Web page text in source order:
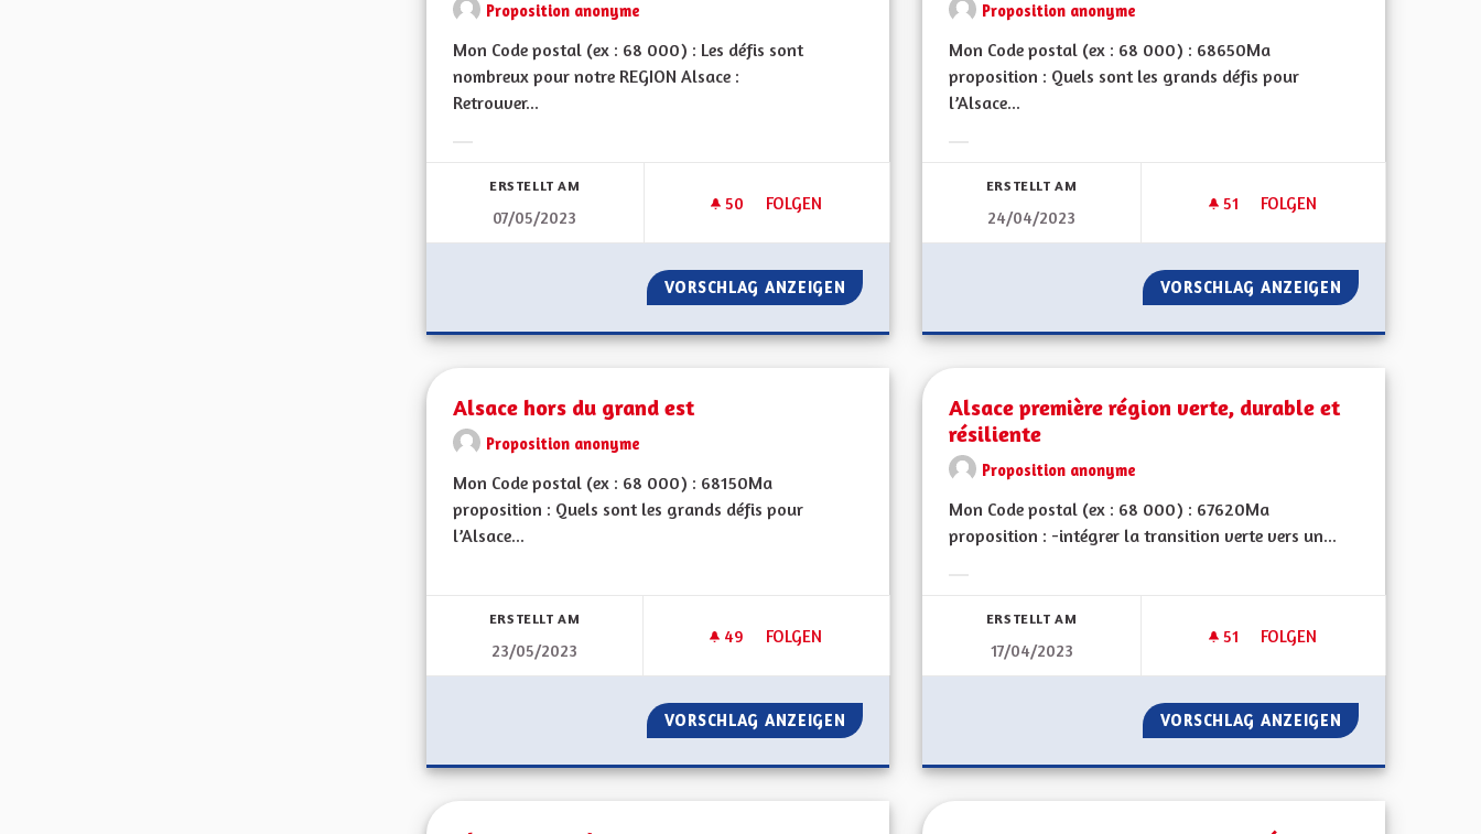
Proposition anonyme
Mon Code postal (ex : 68 000) : Les défis sont
nombreux pour notre REGION Alsace :
Retrouver...
ERSTELLT AM
07/05/2023
50 50 FOLLOWER
FOLGEN
ALSACE DU FUTUR
VORSCHLAG ANZEIGEN ALSACE DU FUTUR
Proposition anonyme
Mon Code postal (ex : 68 000) : 68650Ma
proposition : Quels sont les grands défis pour
l’Alsace...
ERSTELLT AM
24/04/2023
51 51 FOLLOWER
FOLGEN
ALSACE ET TOURISME
VORSCHLAG ANZEIGEN ALSACE ET
Alsace hors du grand est
Proposition anonyme
Mon Code postal (ex : 68 000) : 68150Ma
proposition : Quels sont les grands défis pour
l’Alsace...
ERSTELLT AM
23/05/2023
49 49 FOLLOWER
FOLGEN
ALSACE HORS DU GRAND EST
VORSCHLAG ANZEIGEN ALSACE HORS DU GRAND EST
Alsace première région verte, durable et
résiliente
Proposition anonyme
Mon Code postal (ex : 68 000) : 67620Ma
proposition : -intégrer la transition verte vers un...
ERSTELLT AM
17/04/2023
51 51 FOLLOWER
FOLGEN
ALSACE PREMIÈRE RÉGION
VORSCHLAG ANZEIGEN ALSACE